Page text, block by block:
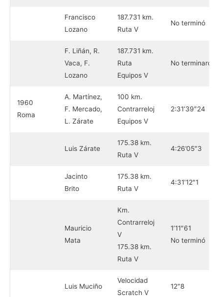
Francisco
Lozano
187.731 km.
Ruta V
No terminó
F. Liñán, R.
Vaca, F.
Lozano
187.731 km.
Ruta
Equipos V
No terminaron
1960
Roma
A. Martínez,
F. Mercado,
L. Zárate
100 km.
Contrarreloj
Equipos V
2:31’39″24
Luis Zárate
175.38 km.
Ruta V
4:26’05″3
Jacinto
Brito
175.38 km.
Ruta V
4:31’12″1
Mauricio
Mata
Km.
Contrarreloj
V
175.38 km.
Ruta V
1’11″61
No terminó
Luis Muciño
Velocidad
Scratch V
12″8